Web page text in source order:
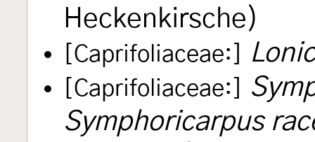
Heckenkirsche)
[Caprifoliaceae:]
[Caprifoliaceae:]
Symphoricarpus